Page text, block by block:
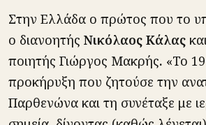
Στην Ελλάδα ο πρώτος που το
ο διανοητής Νικόλαος Κάλας
ποιητής Γιώργος Μακρής. «Το
προκήρυξη που ζητούσε την
Παρθενώνα και τη συνέταξε με